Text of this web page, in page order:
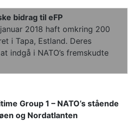
bidrag til eFP
2018 haft omkring 200
i Tapa, Estland. Deres
indgå i NATO’s fremskudte
Group 1 – NATO’s stående
og Nordatlanten